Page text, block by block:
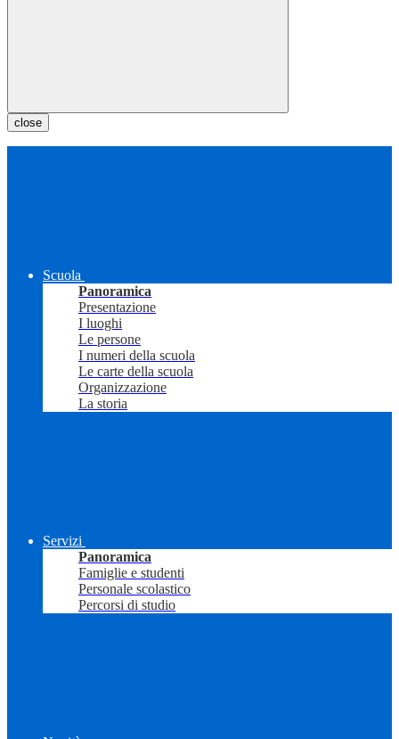
close
Scuola
Panoramica
Presentazione
I luoghi
Le persone
I numeri della scuola
Le carte della scuola
Organizzazione
La storia
Servizi
Panoramica
Famiglie e studenti
Personale scolastico
Percorsi di studio